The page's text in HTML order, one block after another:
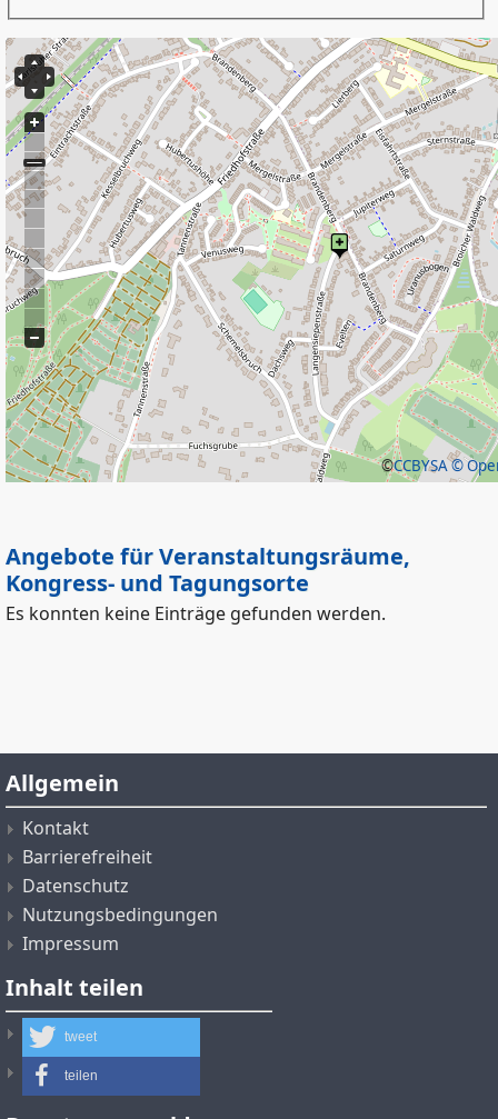
©CCBYSA©
Angebote für Veranstaltungsräume,
Kongress- und Tagungsorte
Es konnten keine Einträge gefunden werden.
Allgemein
Kontakt
Barrierefreiheit
Datenschutz
Nutzungsbedingungen
Impressum
Inhalt teilen
tweet
teilen